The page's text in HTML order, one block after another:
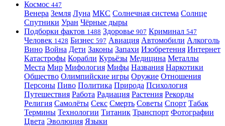
Космос 447
Венера Земля Луна МКС Солнечная система Солнце
Спутники Уран Чёрные дыры
Подборки фактов 1488 Здоровье 907 Криминал 547
Человек 1428 Бизнес 597 Авиация Автомобили Алкоголь
Вино Война Дети Законы Запахи Изобретения Интернет
Катастрофы Корабли Курьёзы Медицина Металлы
Места Мир Мифология Мифы Названия Наркотики
Общество Олимпийские игры Оружие Отношения
Персоны Пиво Политика Природа Психология
Путешествия Работа Радиация Растения Рекорды
Религия Самолёты Секс Смерть Советы Спорт Табак
Термины Технологии Титаник Транспорт Фотографии
Цвета Эволюция Языки